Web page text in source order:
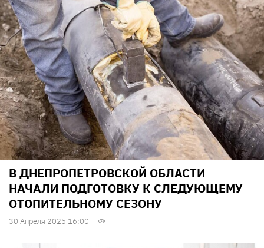
В ДНЕПРОПЕТРОВСКОЙ ОБЛАСТИ
НАЧАЛИ ПОДГОТОВКУ К СЛЕДУЮЩЕМУ
ОТОПИТЕЛЬНОМУ СЕЗОНУ
30 Апреля 2025 16:00